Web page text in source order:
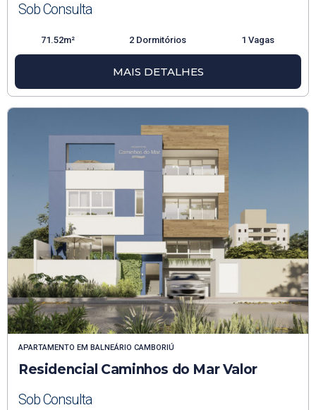
Sob Consulta
71.52m² 2 Dormitórios 1 Vagas
MAIS DETALHES
APARTAMENTO EM BALNEÁRIO CAMBORIÚ
Residencial Caminhos do Mar Valor
Sob Consulta